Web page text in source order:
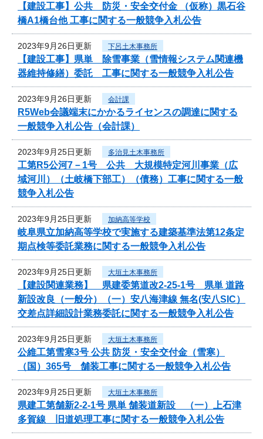
【建設工事】公共 防災・安全交付金 （仮称）黒石谷
橋A1橋台他 工事に関する一般競争入札公告
2023年9月26日更新 下呂土木事務所
【建設工事】県単 除雪事業（雪情報システム関連機
器維持修繕）委託 工事に関する一般競争入札公告
2023年9月26日更新 会計課
R5Web会議端末にかかるライセンスの調達に関する
一般競争入札公告（会計課）
2023年9月25日更新 多治見土木事務所
工第R5公河7－1号 公共 大規模特定河川事業（広
域河川）（土岐橋下部工）（債務）工事に関する一般
競争入札公告
2023年9月25日更新 加納高等学校
岐阜県立加納高等学校で実施する建築基準法第12条定
期点検等委託業務に関する一般競争入札公告
2023年9月25日更新 大垣土木事務所
【建設関連業務】 県建委第道改2-25-1号 県単 道路
新設改良（一般分）（一）安八海津線 無名(安八SIC）
交差点詳細設計業務委託に関する一般競争入札公告
2023年9月25日更新 大垣土木事務所
公維工第雪寒3号 公共 防災・安全交付金（雪寒）
（国）365号 舗装工事に関する一般競争入札公告
2023年9月25日更新 大垣土木事務所
県建工第舗新2-2-1号 県単 舗装道新設 （一）上石津
多賀線 旧道処理工事に関する一般競争入札公告